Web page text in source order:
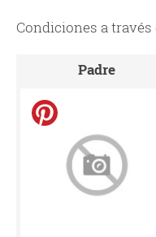
Condiciones a
Padre